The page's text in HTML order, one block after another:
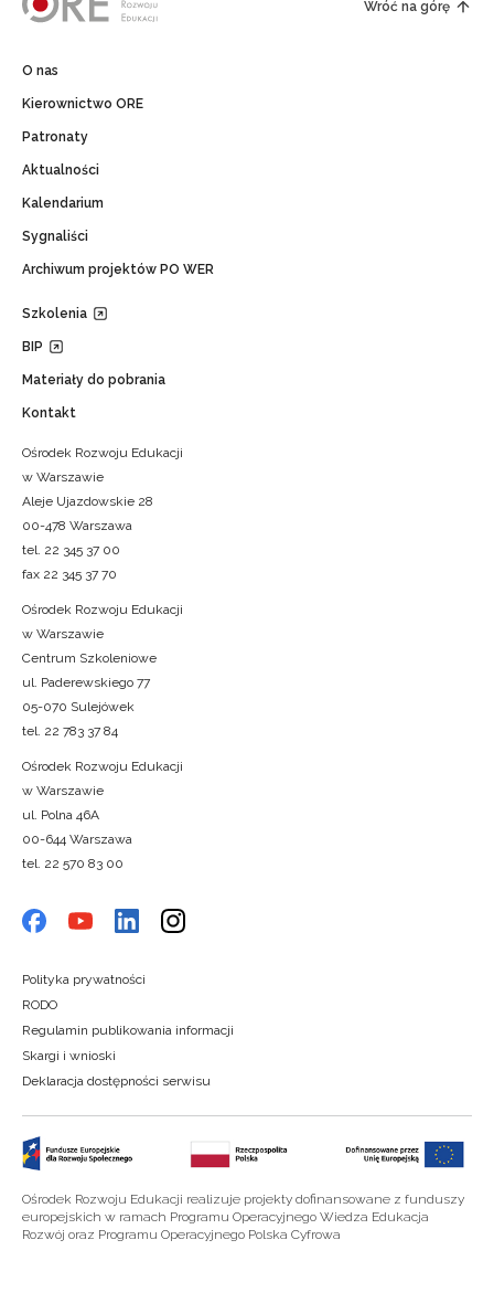
Wróć na górę
O nas
Kierownictwo ORE
Patronaty
Aktualności
Kalendarium
Sygnaliści
Archiwum projektów PO WER
Szkolenia
BIP
Materiały do pobrania
Kontakt
Ośrodek Rozwoju Edukacji
w Warszawie
Aleje Ujazdowskie 28
00-478 Warszawa
tel. 22 345 37 00
fax 22 345 37 70
Ośrodek Rozwoju Edukacji
w Warszawie
Centrum Szkoleniowe
ul. Paderewskiego 77
05-070 Sulejówek
tel. 22 783 37 84
Ośrodek Rozwoju Edukacji
w Warszawie
ul. Polna 46A
00-644 Warszawa
tel. 22 570 83 00
Polityka prywatności
RODO
Regulamin publikowania informacji
Skargi i wnioski
Deklaracja dostępności serwisu
Ośrodek Rozwoju Edukacji realizuje projekty dofinansowane z funduszy
europejskich w ramach Programu Operacyjnego Wiedza Edukacja
Rozwój oraz Programu Operacyjnego Polska Cyfrowa